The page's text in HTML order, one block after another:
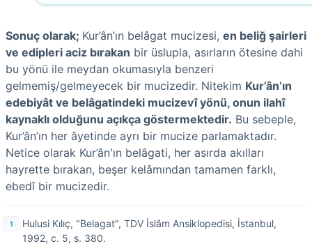
Sonuç olarak; Kur’ân’ın belâgat mucizesi, en beliğ şairleri
ve edipleri aciz bırakan bir üslupla, asırların ötesine dahi
bu yönü ile meydan okumasıyla benzeri
gelmemiş/gelmeyecek bir mucizedir. Nitekim Kur’ân’ın
edebiyât ve belâgatindeki mucizevî yönü, onun ilahî
kaynaklı olduğunu açıkça göstermektedir. Bu sebeple,
Kur’ân’ın her âyetinde ayrı bir mucize parlamaktadır.
Netice olarak Kur’ân'ın belâgati, her asırda akılları
hayrette bırakan, beşer kelâmından tamamen farklı,
ebedî bir mucizedir.
Hulusi Kılıç, "Belagat", TDV İslâm Ansiklopedisi, İstanbul,
1992, c. 5, s. 380.